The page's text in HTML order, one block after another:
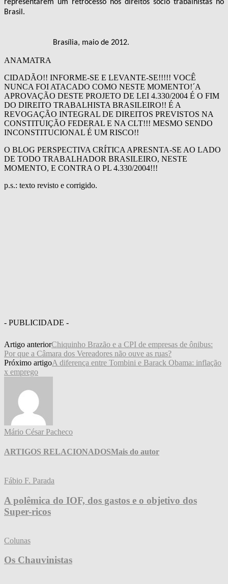
representarem um retrocesso nos direitos sócio trabalhistas no
Brasil.
Brasília, maio de 2012.
ANAMATRA
CIDADÃO!! INFORME-SE E LEVANTE-SE!!!!! VOCÊ
NUNCA FOI ATACADO COMO NESTE MOMENTO!´A
APROVAÇÃO DESTE PROJETO DE LEI 4.330/2004 É O FIM
DO DIREITO TRABALHISTA BRASILEIRO!! É A
REVOGAÇÃO INTEGRAL DE DIREITOS PREVISTOS NA
CONSTITUIÇÃO FEDERAL E NA CLT!!! MESMO SENDO
INCONSTITUCIONAL É UM RISCO!!
O BLOG PERSPECTIVA CRÍTICA APRESNTA-SE AO LADO
DE TODO TRABALHADOR BRASILEIRO, NESTE
MOMENTO, E CONTRA O PL 4.330/2004!!!
p.s.: texto revisto e corrigido.
- PUBLICIDADE -
Artigo anteriorChiquinho Brazão e a CPI de empresas de ônibus:
Por que a Câmara dos Vereadores não ouve as ruas?
Próximo artigoA diferença entre Tombini e Barack Obama: inflação
x emprego
Mário César Pacheco
ARTIGOS RELACIONADOSMais do autor
Fábio F. Parada
A polêmica do IOF, dos gastos e o objetivo dos
Super-ricos
Colunas
Os Chauvinistas